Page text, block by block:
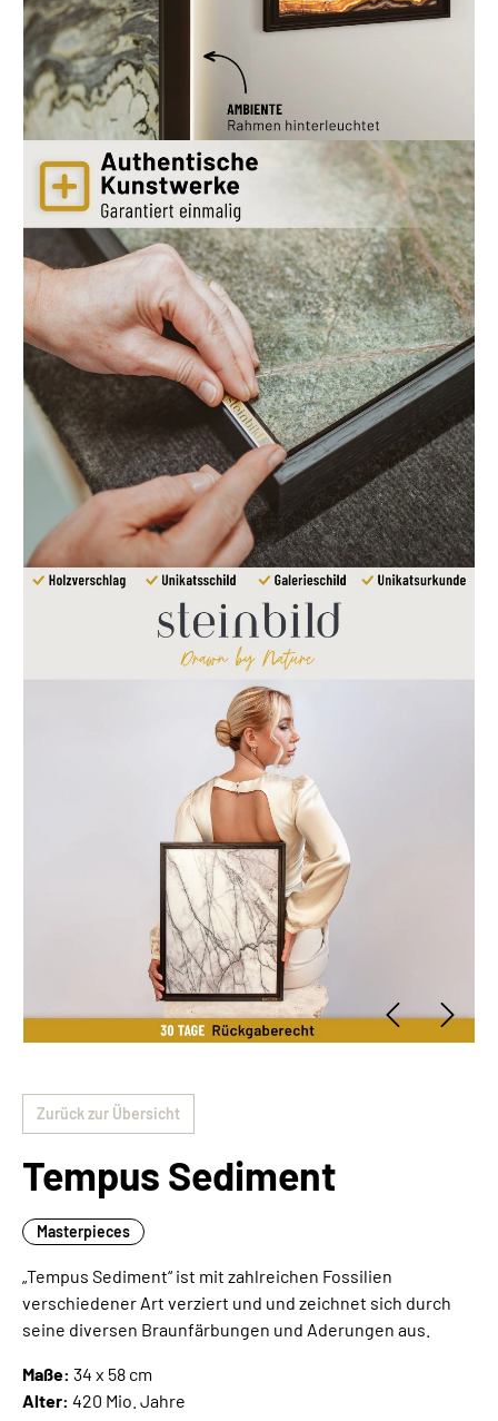
Zurück zur Übersicht
Tempus Sediment
Masterpieces
„Tempus Sediment“ ist mit zahlreichen Fossilien
verschiedener Art verziert und und zeichnet sich durch
seine diversen Braunfärbungen und Aderungen aus.
Maße: 34 x 58 cm
Alter: 420 Mio. Jahre